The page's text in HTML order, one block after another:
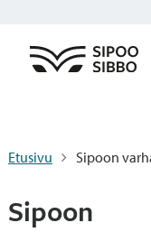
Etusivu Sipoon
Sipoon